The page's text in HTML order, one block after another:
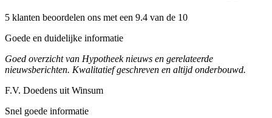
5 klanten beoordelen ons met een 9.4 van de 10
Goede en duidelijke informatie
Goed overzicht van Hypotheek nieuws en gerelateerde
nieuwsberichten. Kwalitatief geschreven en altijd onderbouwd.
F.V. Doedens uit Winsum
Snel goede informatie